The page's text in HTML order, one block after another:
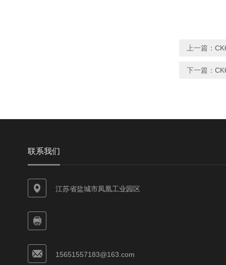
上一篇：
下一篇：
联系我们
江苏省盐城市凤凰工业园区
15651557183@163.com